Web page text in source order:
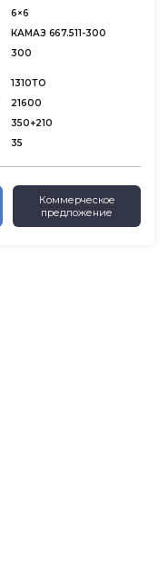
6×6
КАМАЗ 667.511-300
300
1310ТО
21600
350+210
35
Коммерческое
предложение